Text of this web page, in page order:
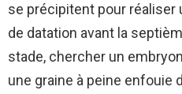
se précipitent pour réaliser
de datation avant la
stade, chercher un
une graine à peine enfouie